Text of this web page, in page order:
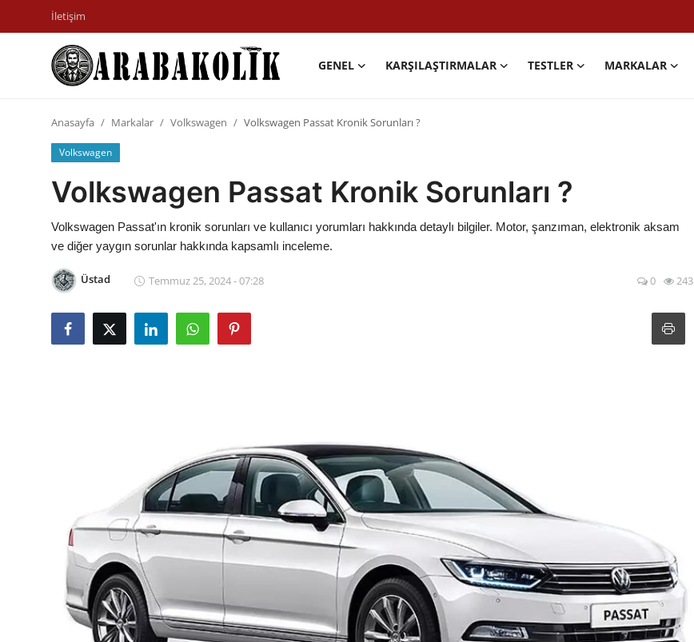
İletişim
GENEL KARŞILAŞTIRMALAR TESTLER MARKALAR
Markalar
Motosiklet
Öneriler
Paketler
Anasayfa Markalar Volkswagen Volkswagen Passat Kronik Sorunları ?
Volkswagen
Volkswagen Passat Kronik Sorunları ?
Volkswagen Passat'ın kronik sorunları ve kullanıcı yorumları hakkında detaylı bilgiler. Motor, şanzıman, elektronik aksam
ve diğer yaygın sorunlar hakkında kapsamlı inceleme.
Üstad Temmuz 25, 2024 - 07:28 0 243